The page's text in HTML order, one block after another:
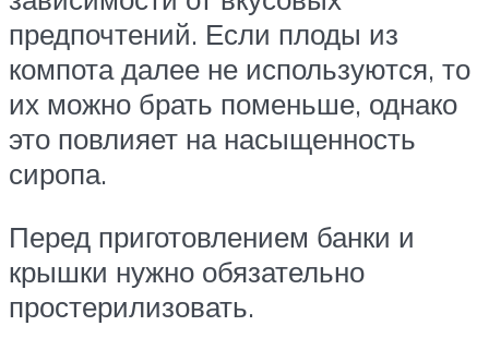
предпочтений. Если плоды из
компота далее не используются, то
их можно брать поменьше, однако
это повлияет на насыщенность
сиропа.
Перед приготовлением банки и
крышки нужно обязательно
простерилизовать.